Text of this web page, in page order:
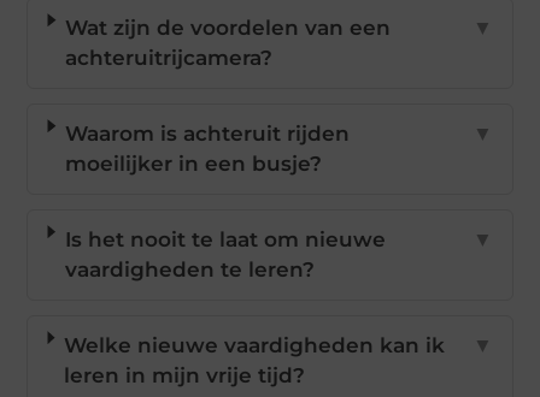
Wat zijn de voordelen van een
achteruitrijcamera?
▼
Waarom is achteruit rijden
moeilijker in een busje?
▼
Is het nooit te laat om nieuwe
vaardigheden te leren?
▼
Welke nieuwe vaardigheden kan ik
leren in mijn vrije tijd?
▼